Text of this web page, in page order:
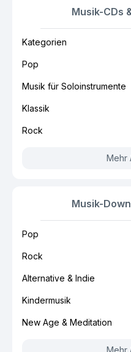
Musik-CDs
Kategorien
Pop
Musik für Soloinstrumente
Klassik
Rock
Mehr
Musik-
Pop
Rock
Alternative & Indie
Kindermusik
New Age & Meditation
Mehr